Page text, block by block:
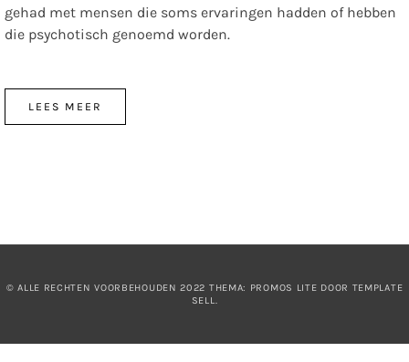
gehad met mensen die soms ervaringen hadden of hebben
die psychotisch genoemd worden.
LEES MEER
© ALLE RECHTEN VOORBEHOUDEN 2022 THEMA: PROMOS LITE DOOR TEMPLATE
SELL.